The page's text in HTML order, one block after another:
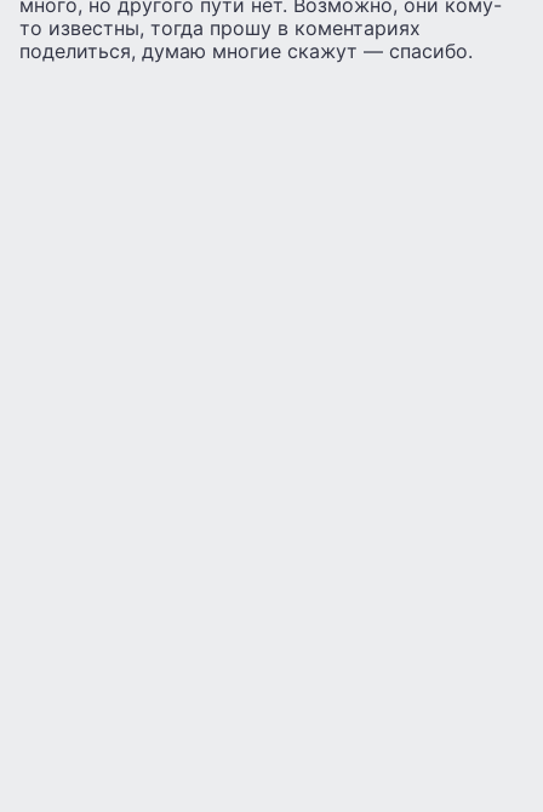
много, но другого пути нет. Возможно, они кому-
то известны, тогда прошу в коментариях
поделиться, думаю многие скажут — спасибо.